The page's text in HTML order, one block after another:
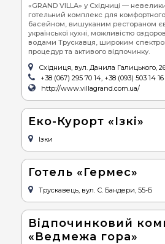
«GRAND VILLA» у Східниці —
готельний комплекс для
басейном, вишуканим рестораном
української кухні, можливістю
водами Трускавця, широким
процедур та активого відпочинку.
Східниця, вул. Данила Галицького,
+38 (067) 295 70 14, +38 (093) 503 14 16
http://www.villagrand.com.ua/
Еко-Курорт «Ізкі»
Ізки
Готель «Гермес»
Трускавець, вул. С. Бандери, 55-Б
Відпочинковий
«Ведмежа гора»